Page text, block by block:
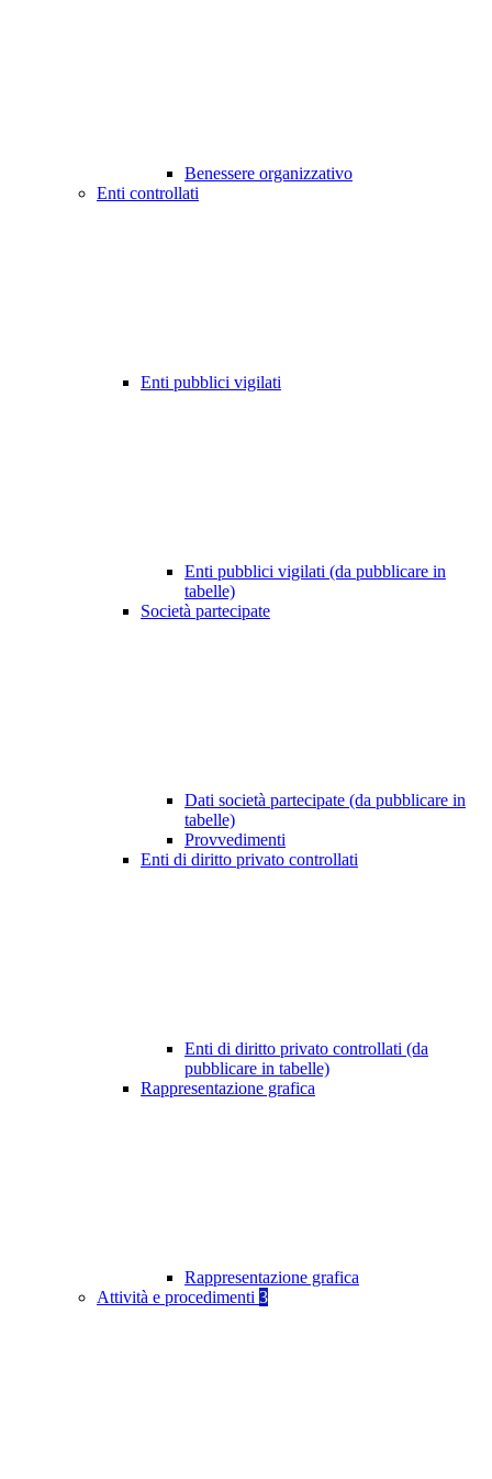
Benessere organizzativo
Enti controllati
Enti pubblici vigilati
Enti pubblici vigilati (da pubblicare in
tabelle)
Società partecipate
Dati società partecipate (da pubblicare in
tabelle)
Provvedimenti
Enti di diritto privato controllati
Enti di diritto privato controllati (da
pubblicare in tabelle)
Rappresentazione grafica
Rappresentazione grafica
Attività e procedimenti 3